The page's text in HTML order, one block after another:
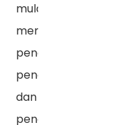
mulai
mementingkan
penelitian,
pengembangan,
dan
penerapan